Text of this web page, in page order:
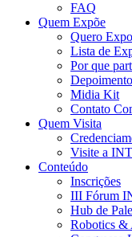
FAQ
Quem Expõe
Quero
Lista de
Por que
Midia Kit
Contato
Quem Visita
Visite a
Conteúdo
Inscrições
III Fórum
Hub de
Robotics &